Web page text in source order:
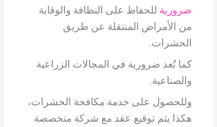
ضرورية للحفاظ على النظافة والوقاية
من الأمراض المنتقلة عن طريق
الحشرات.
كما تُعد ضرورية في المجالات الزراعية
والصناعية.
وللحصول على خدمة مكافحة الحشرات،
هكذا يتم توقيع عقد مع شركة متخصصة